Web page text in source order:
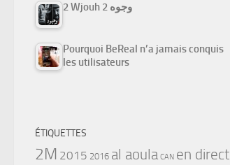
2 Wjouh 2 وجوه
Pourquoi BeReal n’a jamais conquis
les utilisateurs
ÉTIQUETTES
2M 2015 2016 al aoula CAN en direct